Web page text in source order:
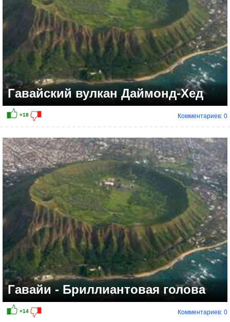
Гавайский вулкан Даймонд-Хед
Комментариев: 0
Гавайи - Бриллиантовая голова
Комментариев: 0